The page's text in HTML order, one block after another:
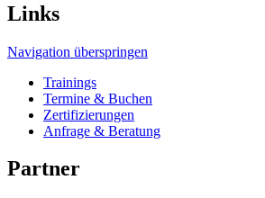
Links
Navigation überspringen
Trainings
Termine & Buchen
Zertifizierungen
Anfrage & Beratung
Partner